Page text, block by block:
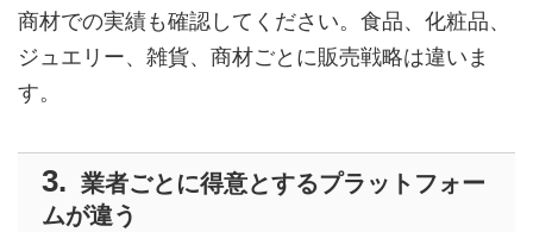
商材での実績も確認してください。食品、化粧品、
ジュエリー、雑貨、商材ごとに販売戦略は違いま
す。
業者ごとに得意とするプラットフォー
ムが違う